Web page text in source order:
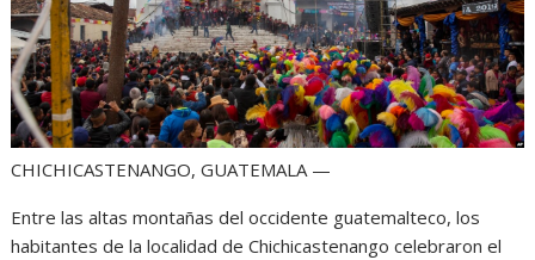
CHICHICASTENANGO, GUATEMALA —
Entre las altas montañas del occidente guatemalteco, los
habitantes de la localidad de Chichicastenango celebraron el